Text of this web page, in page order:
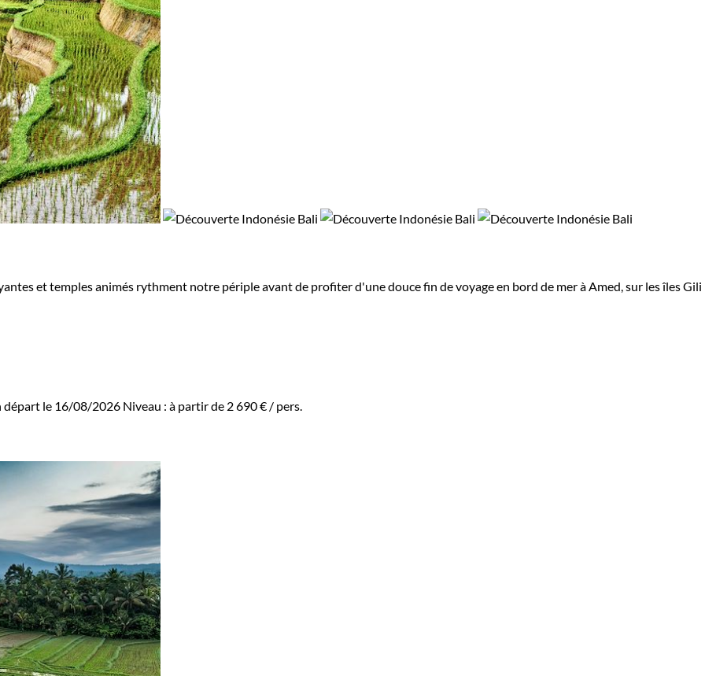
et temples animés rythment notre périple avant de profiter d'une douce fin de voyage en bord de mer à Amed, sur les îles Gili
départ le 16/08/2026 Niveau : à partir de 2 690 € / pers.